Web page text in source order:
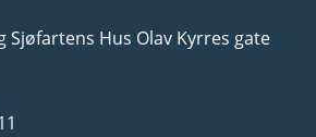
Sjøfartens Hus Olav Kyrres gate